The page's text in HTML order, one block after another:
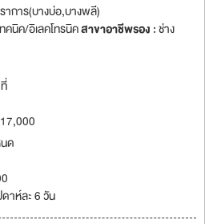
าการ(บางบ่อ,บางพลี)
คนิค/อิเลคโทรนิคสาขาอาชีพรอง :ช่าง
ด
าห์ละ 6 วัน